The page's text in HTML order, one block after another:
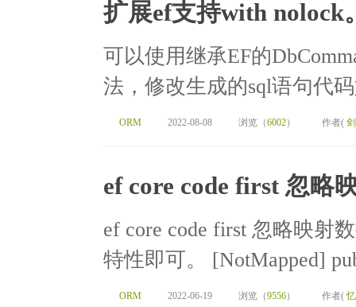
扩展ef支持with nolock
可以使用继承EF的
法，修改生成的sql语句代
ORM 2022-08-08 浏览（6002） 作者(
ef core code first 忽略
ef core code first 忽略映射
特性即可。 [NotMapped]
ORM 2022-06-19 浏览（9556） 作者(